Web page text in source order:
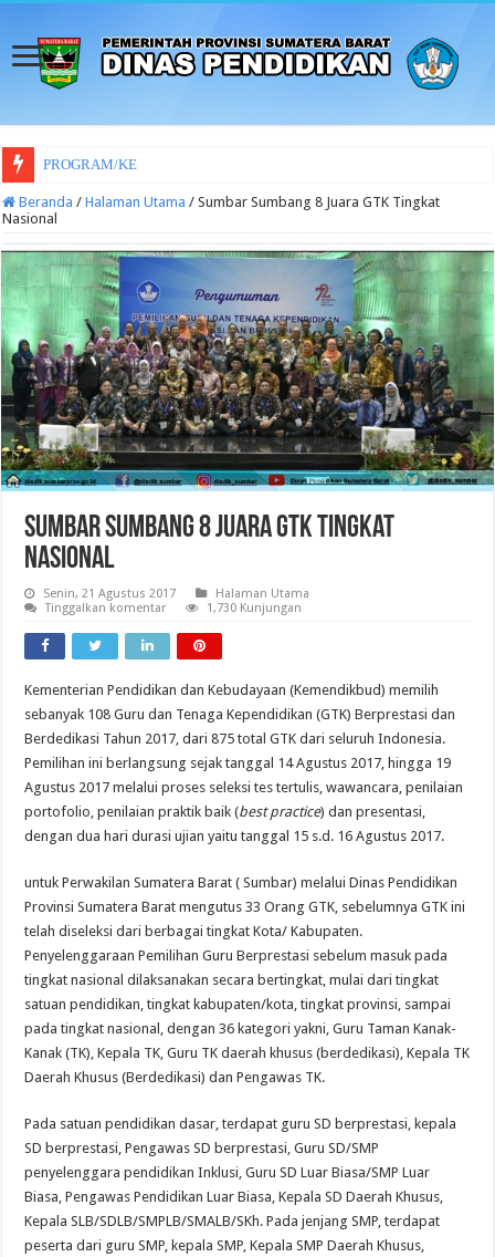
PROGRAM/KEGIATAN DINAS PENDIDIKA
Beranda / Halaman Utama / Sumbar Sumbang 8 Juara GTK Tingkat
Nasional
Sumbar Sumbang 8 Juara GTK Tingkat
Nasional
Senin, 21 Agustus 2017
Halaman Utama
Tinggalkan komentar
1,730 Kunjungan
Kementerian Pendidikan dan Kebudayaan (Kemendikbud) memilih
sebanyak 108 Guru dan Tenaga Kependidikan (GTK) Berprestasi dan
Berdedikasi Tahun 2017, dari 875 total GTK dari seluruh Indonesia.
Pemilihan ini berlangsung sejak tanggal 14 Agustus 2017, hingga 19
Agustus 2017 melalui proses seleksi tes tertulis, wawancara, penilaian
portofolio, penilaian praktik baik (best practice) dan presentasi,
dengan dua hari durasi ujian yaitu tanggal 15 s.d. 16 Agustus 2017.
untuk Perwakilan Sumatera Barat ( Sumbar) melalui Dinas Pendidikan
Provinsi Sumatera Barat mengutus 33 Orang GTK, sebelumnya GTK ini
telah diseleksi dari berbagai tingkat Kota/ Kabupaten.
Penyelenggaraan Pemilihan Guru Berprestasi sebelum masuk pada
tingkat nasional dilaksanakan secara bertingkat, mulai dari tingkat
satuan pendidikan, tingkat kabupaten/kota, tingkat provinsi, sampai
pada tingkat nasional, dengan 36 kategori yakni, Guru Taman Kanak-
Kanak (TK), Kepala TK, Guru TK daerah khusus (berdedikasi), Kepala TK
Daerah Khusus (Berdedikasi) dan Pengawas TK.
Pada satuan pendidikan dasar, terdapat guru SD berprestasi, kepala
SD berprestasi, Pengawas SD berprestasi, Guru SD/SMP
penyelenggara pendidikan Inklusi, Guru SD Luar Biasa/SMP Luar
Biasa, Pengawas Pendidikan Luar Biasa, Kepala SD Daerah Khusus,
Kepala SLB/SDLB/SMPLB/SMALB/SKh. Pada jenjang SMP, terdapat
peserta dari guru SMP, kepala SMP, Kepala SMP Daerah Khusus,